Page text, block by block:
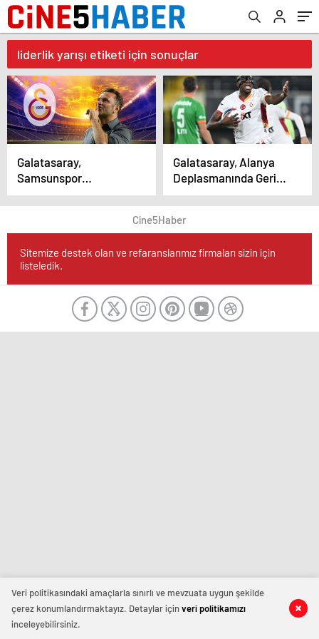
liderlik yarışı etiketi için sonuçlar
Galatasaray,
Samsunspor
Deplasmanında Zirve
Yarışını Sürdürmek
Galatasaray, Alanya
Deplasmanında Geri
Dönerek 3 Puanı Kaptı
Cine5Haber
Sitemize destek olan ve refaranslarımız firmaları sizin için
listeledik.
Veri politikasındaki amaçlarla sınırlı ve mevzuata uygun şekilde
çerez konumlandırmaktayız. Detaylar içinveri politikamızı
inceleyebilirsiniz.